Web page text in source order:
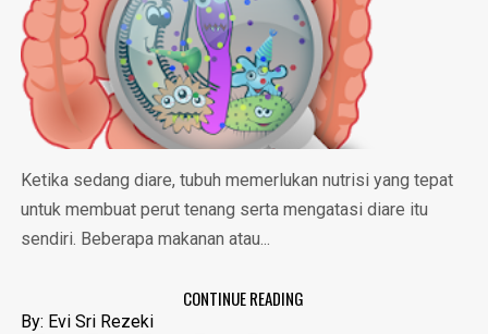
Ketika sedang diare, tubuh memerlukan nutrisi yang tepat
untuk membuat perut tenang serta mengatasi diare itu
sendiri. Beberapa makanan atau...
CONTINUE READING
By: Evi Sri Rezeki